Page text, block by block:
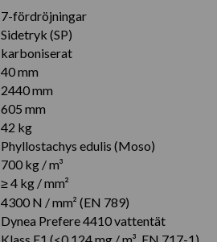
7-fördröjningar
Sidetryk (SP)
karboniserat
40 mm
2440 mm
605 mm
42 kg
Phyllostachys edulis (Moso)
700 kg / m³
≥ 4 kg / mm²
4300 N / mm² (EN 789)
Dynea Prefere 4410 vattentät